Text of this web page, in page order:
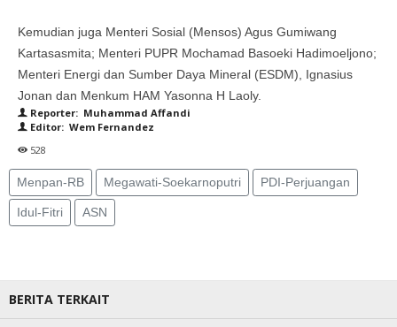
Kemudian juga Menteri Sosial (Mensos) Agus Gumiwang
Kartasasmita; Menteri PUPR Mochamad Basoeki Hadimoeljono;
Menteri Energi dan Sumber Daya Mineral (ESDM), Ignasius
Jonan dan Menkum HAM Yasonna H Laoly.
Reporter: Muhammad Affandi
Editor: Wem Fernandez
528
Menpan-RB Megawati-Soekarnoputri PDI-Perjuangan
Idul-Fitri ASN
BERITA TERKAIT